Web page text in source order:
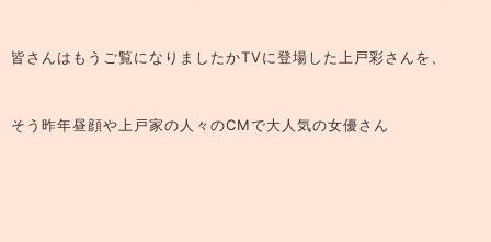
皆さんはもうご覧になりましたかTVに登場した上戸彩さんを、
そう昨年昼顔や上戸家の人々のCMで大人気の女優さん